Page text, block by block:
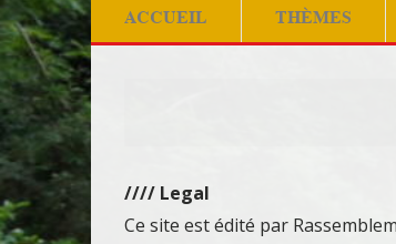
ACCUEIL THÈMES
//// Legal
Ce site est édité par